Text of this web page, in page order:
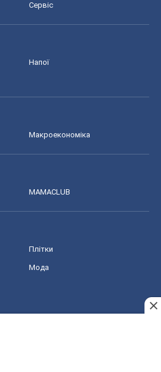
Сервіс
Напої
Макроекономіка
MAMACLUB
Плітки
Мода